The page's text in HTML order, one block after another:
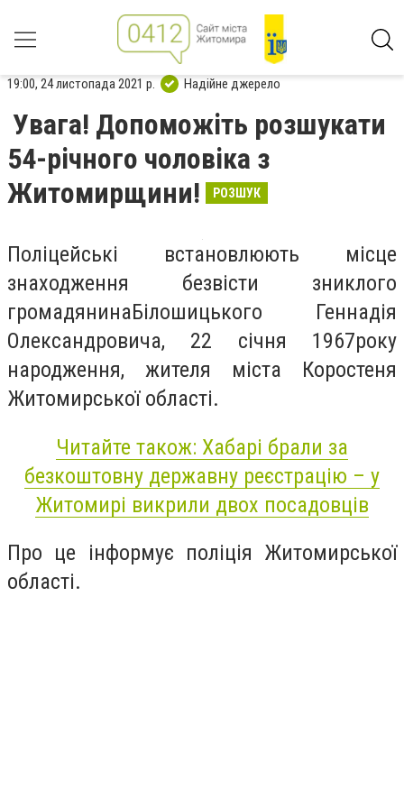
19:00, 24 листопада 2021 р. Надійне джерело
Увага! Допоможіть розшукати
54-річного чоловіка з
Житомирщини!
РОЗШУК
Поліцейські встановлюють місце
знаходження безвісти зниклого
громадянинаБілошицького Геннадія
Олександровича, 22 січня 1967року
народження, жителя міста Коростеня
Житомирської області.
Читайте також: Хабарі брали за
безкоштовну державну реєстрацію – у
Житомирі викрили двох посадовців
Про це інформує поліція Житомирської
області.